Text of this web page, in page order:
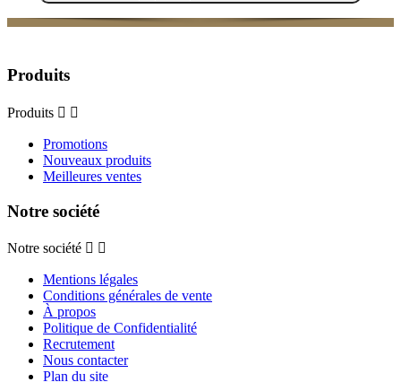
Produits
Produits  
Promotions
Nouveaux produits
Meilleures ventes
Notre société
Notre société  
Mentions légales
Conditions générales de vente
À propos
Politique de Confidentialité
Recrutement
Nous contacter
Plan du site